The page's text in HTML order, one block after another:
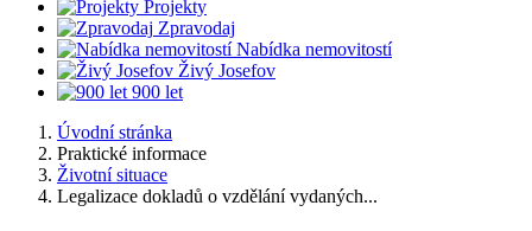
Projekty
Zpravodaj
Nabídka nemovitostí
Živý Josefov
900 let
Úvodní stránka
Praktické informace
Životní situace
Legalizace dokladů o vzdělání vydaných...